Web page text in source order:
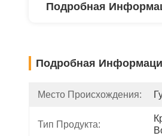
Подробная
Подробная
Место Происхождения:
Тип Продукта: